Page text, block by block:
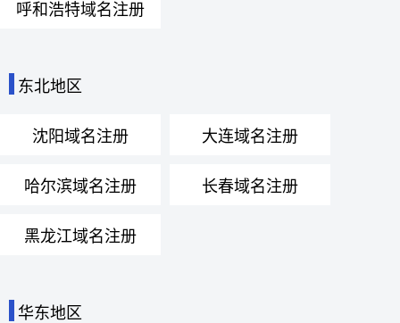
呼和浩特域名注册
东北地区
沈阳域名注册 大连域名注册
哈尔滨域名注册 长春域名注册
黑龙江域名注册
华东地区